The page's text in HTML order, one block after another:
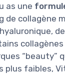
as une
de collagène
“beauty”
plus faibles,